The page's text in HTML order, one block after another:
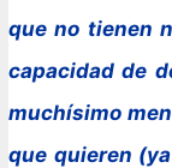
que no tienen
capacidad de
muchísimo
que quieren